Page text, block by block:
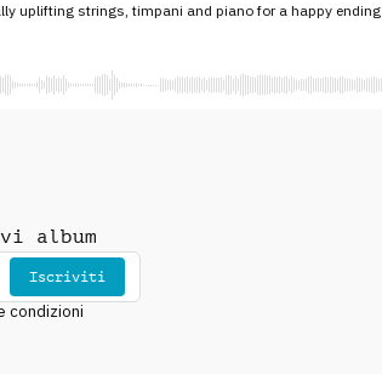
uplifting strings, timpani and piano for a happy ending
album
Iscriviti
condizioni